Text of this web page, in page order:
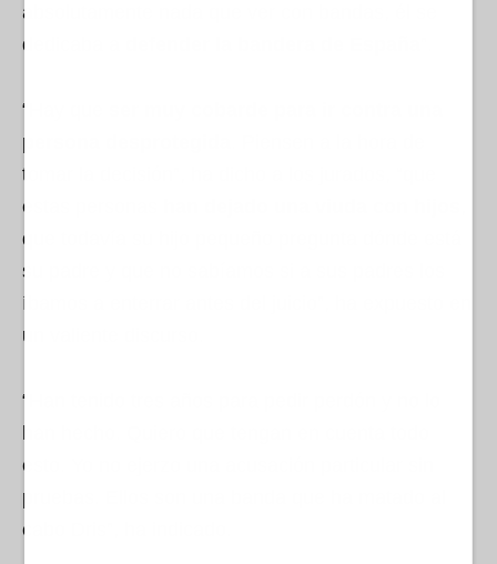
absolutamente nada que ver con bandas, él se
dedicaba a
“Hay que
persona desprotegida
tomar la decisión”, ha dicho a los jurados, “que
estas personas
que todavía su hijo pequeño pregunta dónde está
su padre y que no sabíamos si a sus padres los
íbamos a enterrar antes del juicio”, ha expuesto en
un valiente discurso.
“Han tenido tres años para pedir perdón y no lo
esto. Yo no ejerzo una acusación particular sin
pruebas. Ellos son una banda que ha matado al
cabo Dris”, ha indicado.